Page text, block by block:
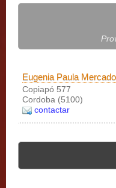
Eugenia Paula Mercado
Copiapó 577
Cordoba (5100)
contactar